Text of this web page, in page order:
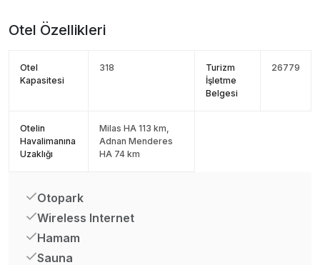
Otel Özellikleri
Otel
Kapasitesi
318
Turizm
İşletme
Belgesi
26779
Otelin
Havalimanına
Uzaklığı
Milas HA 113 km,
Adnan Menderes
HA 74 km
Otopark
Wireless Internet
Hamam
Sauna